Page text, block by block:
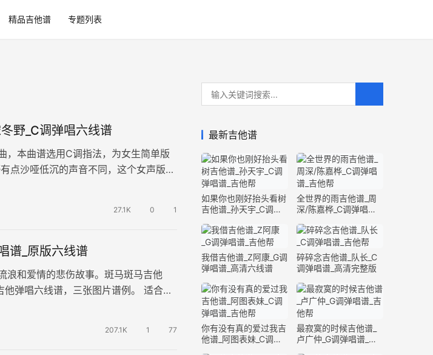
精品吉他谱 专题列表
野_C调弹唱六线谱
，本曲谱选用C调指法，为女生简单版
点沙哑低沉的声音不同，这个女声版
27.1K 0 1
谱_原版六线谱
浪和爱情的悲伤故事。斑马斑马吉他
弹唱六线谱，三张图片谱例。 适合独
207.1K 1 77
最新吉他谱
如果你也刚好抬头看树
吉他谱_孙天宇_C调弹
全世界的雨吉他谱_周
深/陈嘉桦_C调弹唱谱_
我借吉他谱_Z阿康_G调
弹唱谱_高清六线谱
碎碎念吉他谱_队长_C
调弹唱谱_高清完整版
你有没有真的爱过我吉
他谱_阿图表妹_C调弹
最寂寞的时候吉他谱_
卢广仲_G调弹唱谱_高